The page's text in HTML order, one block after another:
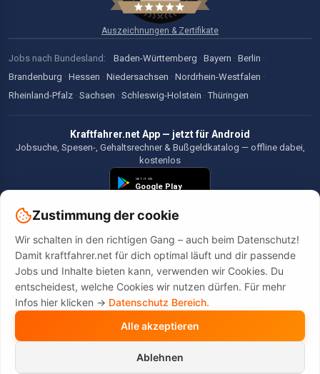
Auszeichnungen & Zertifikate
Jobs nach Bundesland: Baden-Württemberg · Bayern · Berlin ·
Brandenburg · Hessen · Niedersachsen · Nordrhein-Westfalen ·
Rheinland-Pfalz · Sachsen · Schleswig-Holstein · Thüringen
Kraftfahrer.net App — jetzt für Android
Jobsuche, Spesen-, Gehaltsrechner & Bußgeldkatalog — offline dabei,
kostenlos
©2026 Kraftfahrer.net. Alle Rechte vorbehalten.
Diese Website wird durch reCAPTCHA geschützt. Es gelten die
undNutzungsbedingungen
Zustimmung der cookie
Wir schalten in den richtigen Gang – auch beim Datenschutz!
Damit kraftfahrer.net für dich optimal läuft und dir passende
Jobs und Inhalte bieten kann, verwenden wir Cookies. Du
entscheidest, welche Cookies wir nutzen dürfen. Für mehr
Infos hier klicken -> Datenschutz Bereich.
Alle akzeptieren
Ablehnen